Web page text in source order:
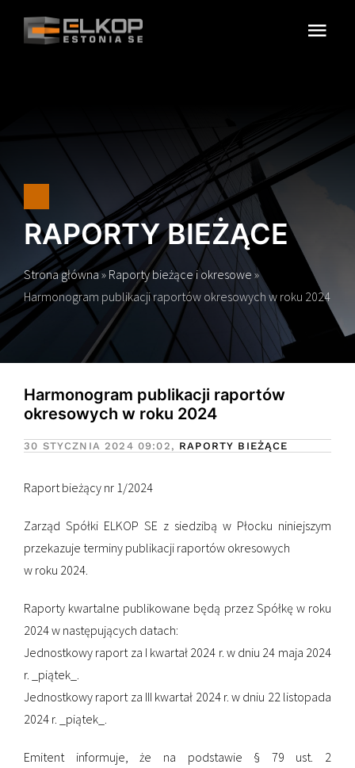
Przejdź
WŁADZE SPÓŁKI
RELACJE INWESTORSKIE
KONTAKT
SZUKAJ
RAPORTY BIEŻĄCE
Strona główna» Raporty bieżące i okresowe »
Harmonogram publikacji raportów okresowych w roku 2024
Harmonogram publikacji raportów
okresowych w roku 2024
30 STYCZNIA 2024 09:02, RAPORTY BIEŻĄCE
Raport bieżący nr 1/2024
Zarząd Spółki ELKOP SE z siedzibą w Płocku niniejszym
przekazuje terminy publikacji raportów okresowych
w roku 2024.
Raporty kwartalne publikowane będą przez Spółkę w roku
2024 w następujących datach:
Jednostkowy raport za I kwartał 2024 r. w dniu 24 maja 2024
r. _piątek_.
Jednostkowy raport za III kwartał 2024 r. w dniu 22 listopada
2024 r. _piątek_.
Emitent informuje, że na podstawie § 79 ust. 2